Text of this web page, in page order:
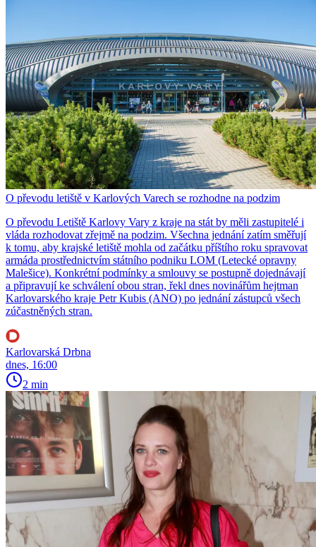
O převodu letiště v Karlových Varech se rozhodne na podzim
O převodu Letiště Karlovy Vary z kraje na stát by měli zastupitelé i
vláda rozhodovat zřejmě na podzim. Všechna jednání zatím směřují
k tomu, aby krajské letiště mohla od začátku příštího roku spravovat
armáda prostřednictvím státního podniku LOM (Letecké opravny
Malešice). Konkrétní podmínky a smlouvy se postupně dojednávají
a připravují ke schválení obou stran, řekl dnes novinářům hejtman
Karlovarského kraje Petr Kubis (ANO) po jednání zástupců všech
zúčastněných stran.
Karlovarská Drbna
dnes, 16:00
2 min